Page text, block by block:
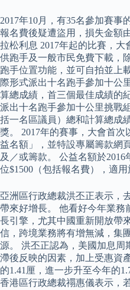
2017年10月，有35名參加賽事
報名費後疑遭盜用，損失金額
拉松利息 2017年起的比賽，大
供跑手及一般市民免費下載，
跑手位置功能，並可自拍並上
際形式派出十名跑手參加十公
算總成績，首三個最佳成績的
派出十名跑手參加十公里挑戰
括一名區議員）總和計算總成
獎。 2017年的賽事，大會首
益名額」，並特設專屬籌款網
及／或籌款。 公益名額於
位$1500（包括報名費），適
亞洲區行政總裁洪丕正表示，
帶來好增長。 他看好今年業務
長引擎，尤其中國重新開放帶
信，跨境業務將有增無減，集
源。 洪丕正認為，美國加息周
滯後反映的因素，加上受惠資
的1.41厘，進一步升至今年的
香港區行政總裁禤惠儀表示，